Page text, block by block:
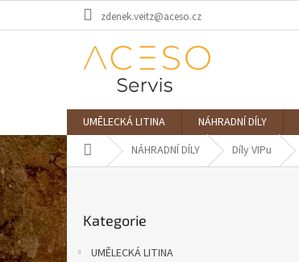
zdenek.veitz@aceso.cz
UMĚLECKÁ LITINA NÁHRADNÍ DÍLY
Domů NÁHRADNÍ DÍLY Díly VIPu
P
o
s
t
r
kategorie
Kategorie
UMĚLECKÁ LITINA